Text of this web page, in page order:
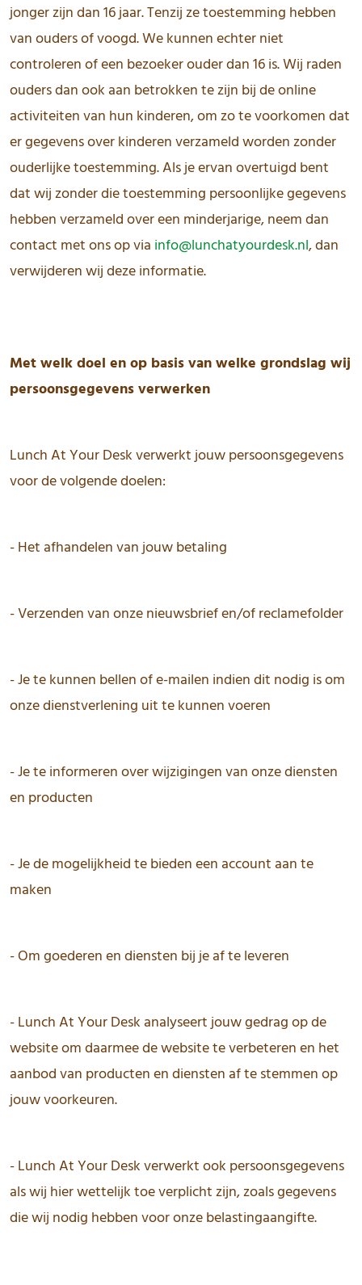
jonger zijn dan 16 jaar. Tenzij ze toestemming hebben
van ouders of voogd. We kunnen echter niet
controleren of een bezoeker ouder dan 16 is. Wij raden
ouders dan ook aan betrokken te zijn bij de online
activiteiten van hun kinderen, om zo te voorkomen dat
er gegevens over kinderen verzameld worden zonder
ouderlijke toestemming. Als je ervan overtuigd bent
dat wij zonder die toestemming persoonlijke gegevens
hebben verzameld over een minderjarige, neem dan
contact met ons op via info@lunchatyourdesk.nl, dan
verwijderen wij deze informatie.
Met welk doel en op basis van welke grondslag wij
persoonsgegevens verwerken
Lunch At Your Desk verwerkt jouw persoonsgegevens
voor de volgende doelen:
- Het afhandelen van jouw betaling
- Verzenden van onze nieuwsbrief en/of reclamefolder
- Je te kunnen bellen of e-mailen indien dit nodig is om
onze dienstverlening uit te kunnen voeren
- Je te informeren over wijzigingen van onze diensten
en producten
- Je de mogelijkheid te bieden een account aan te
maken
- Om goederen en diensten bij je af te leveren
- Lunch At Your Desk analyseert jouw gedrag op de
website om daarmee de website te verbeteren en het
aanbod van producten en diensten af te stemmen op
jouw voorkeuren.
- Lunch At Your Desk verwerkt ook persoonsgegevens
als wij hier wettelijk toe verplicht zijn, zoals gegevens
die wij nodig hebben voor onze belastingaangifte.